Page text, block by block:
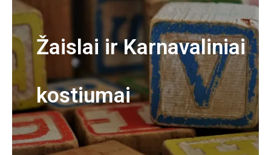
Žaislai ir Karnavaliniai
kostiumai